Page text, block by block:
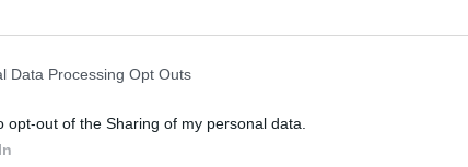
Data Processing Opt Outs
opt-out of the Sharing of my personal data.